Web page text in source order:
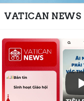
VATICAN NEWS